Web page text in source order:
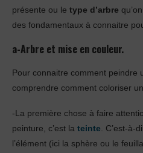
présente ou le type d’arbre
des fondamentaux à connaitre
a-Arbre et mise en couleur.
Pour connaitre comment peindre
comprendre comment coloriser
-La première chose à faire
peinture, c’est la teinte . C’est-
l’élément (ici la sphère ou le